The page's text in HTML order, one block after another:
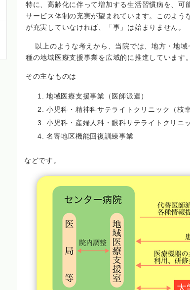
特に、高齢化に伴って増加する生活習慣病を、
サービス体制の充実が望まれています。このよ
が充実していなければ、「事」は始まりません。
以上のような考えから、当院では、地方・地域
種の地域医療支援事業を広域的に推進しています。
その主なものは
地域医療支援事業（医師派遣）
小児科・精神科サテライトクリニック（枝
小児科・産婦人科・眼科サテライトクリニ
名寄地区機能回復訓練事業
などです。